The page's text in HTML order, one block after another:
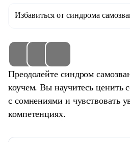
Избавиться от синдрома
Преодолейте синдром
коучем. Вы научитесь ценить
с сомнениями и чувствовать
компетенциях.